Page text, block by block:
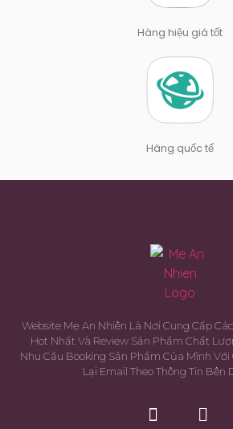
Hàng hiệu giá tốt
Hàng quốc tế
Website Mẹ An Nhiên Là Nơi Cung Cấp
Hot Nhất Và Review Sản Phẩm Chất
Nhu Cầu Booking Sản Phẩm Của Mình Với
Lại Email Theo Thông Tin Bên